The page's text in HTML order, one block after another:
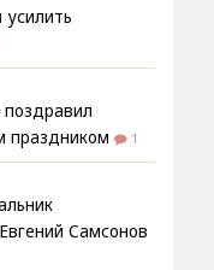
праздником
1
Самсонов